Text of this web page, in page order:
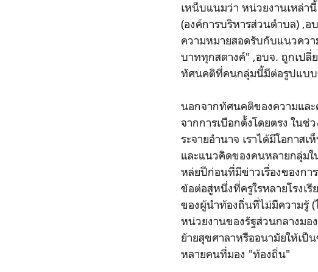
เหน็บแนมว่า หน่วยงานเหล่า
(องค์การบริหารส่วนตำบล) ,อ
ความหมายสอดรับกับแนวคว
บาททุกสตางค์" ,อบจ. ถูกเปลี่
ทัศนคติที่คนกลุ่มนี้มีต่อรูปแบบ
นอกจากทัศนคติของความแล
จากการเบือกตั้งโดยตรง ใน
ระจายอำนาจ เราได้มีโอกา
และแนวคิดของคนหลายกลุ่มใ
หล่ยปีก่อนที่มีข่าวเรื่องของกา
ข้อต่อสู่หนึ่งที่ครูใรหลายโรงเ
ของผู้นำท้องถิ่นที่ไม่มีความรู้
หน่วยงานของรัฐส่วนกลางมอ
ย้ายสุขศาลาหรืออนามัยให้เ
หลายคนที่มอง "ท้องถิ่น"